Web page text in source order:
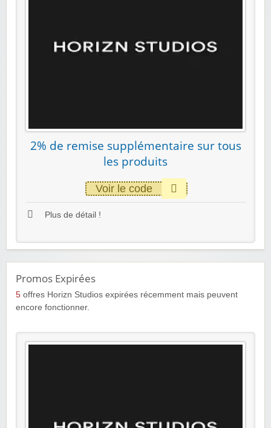
2% de remise supplémentaire sur tous
les produits
Voir le code
Plus de détail !
Promos Expirées
5 offres Horizn Studios expirées récemment mais peuvent
encore fonctionner.